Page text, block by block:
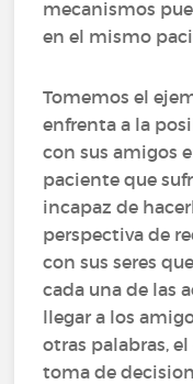
mecanismos
en el mismo
Tomemos el
enfrenta a la
con sus amigos
paciente que
incapaz de
perspectiva de
con sus seres
cada una de las
llegar a los
otras palabras,
toma de